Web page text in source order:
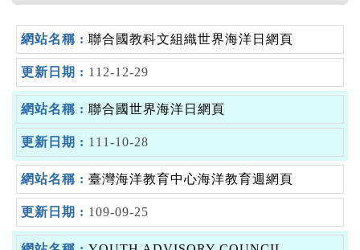
聯合國教科文組織世界海洋日網頁
112-12-29
聯合國世界海洋日網頁
111-10-28
臺灣海洋教育中心海洋教育週網頁
109-09-25